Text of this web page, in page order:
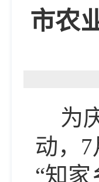
市农
为
动，
“知